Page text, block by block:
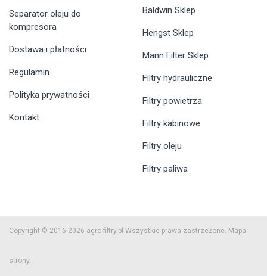
Separator oleju do
kompresora
Dostawa i płatności
Regulamin
Polityka prywatności
Kontakt
Baldwin Sklep
Hengst Sklep
Mann Filter Sklep
Filtry hydrauliczne
Filtry powietrza
Filtry kabinowe
Filtry oleju
Filtry paliwa
Copyright © 2016-2026 agro-filtry.pl Wszystkie prawa zastrzeżone. Mapa
strony.